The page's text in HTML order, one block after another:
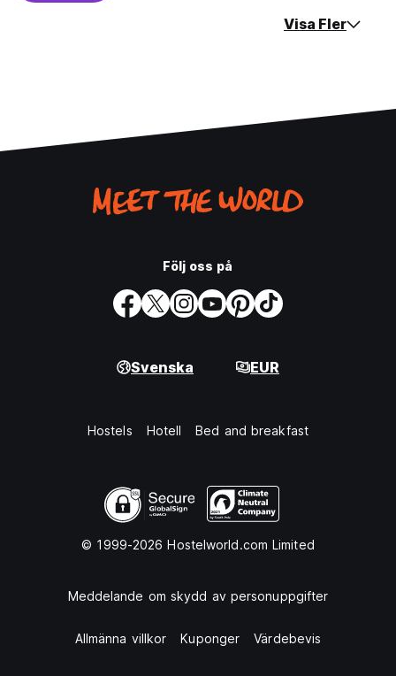
Visa Fler
Följ oss på
Svenska EUR
Hostels Hotell Bed and breakfast
© 1999-2026 Hostelworld.com Limited
Meddelande om skydd av personuppgifter
Allmänna villkor Kuponger Värdebevis